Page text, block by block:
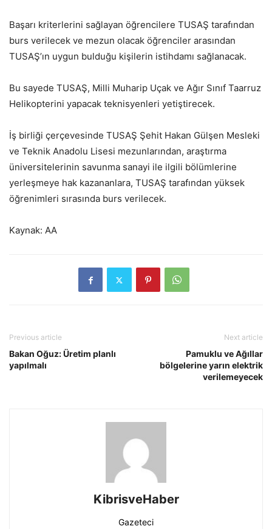
Başarı kriterlerini sağlayan öğrencilere TUSAŞ tarafından
burs verilecek ve mezun olacak öğrenciler arasından
TUSAŞ’ın uygun bulduğu kişilerin istihdamı sağlanacak.
Bu sayede TUSAŞ, Milli Muharip Uçak ve Ağır Sınıf Taarruz
Helikopterini yapacak teknisyenleri yetiştirecek.
İş birliği çerçevesinde TUSAŞ Şehit Hakan Gülşen Mesleki
ve Teknik Anadolu Lisesi mezunlarından, araştırma
üniversitelerinin savunma sanayi ile ilgili bölümlerine
yerleşmeye hak kazananlara, TUSAŞ tarafından yüksek
öğrenimleri sırasında burs verilecek.
Kaynak: AA
Previous article
Bakan Oğuz: Üretim planlı
yapılmalı
Next article
Pamuklu ve Ağıllar
bölgelerine yarın elektrik
verilemeyecek
KibrisveHaber
Gazeteci